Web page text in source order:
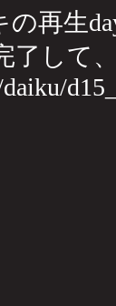
再生
了して